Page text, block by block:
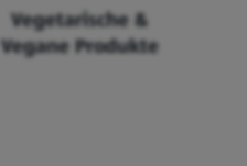
Vegetarische &
Vegane Produkte